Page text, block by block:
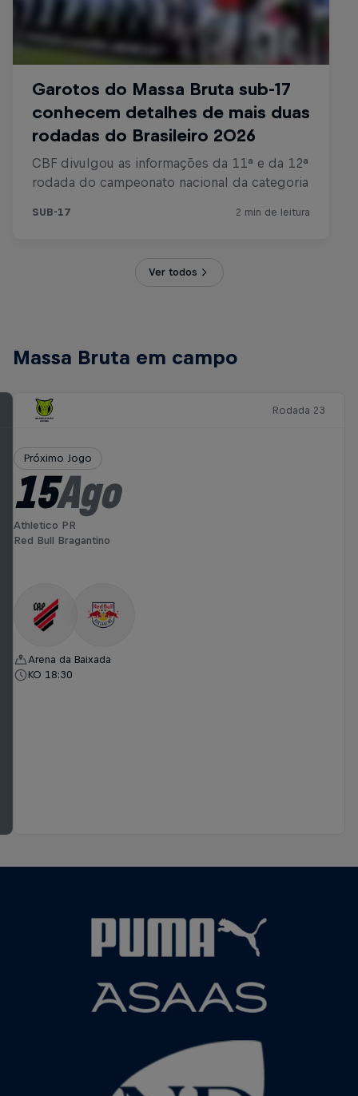
Ver todos
Massa Bruta em campo
Rodada 23
Próximo Jogo
15Ago
Athletico PR
Red Bull Bragantino
Arena da Baixada
KO 18:30